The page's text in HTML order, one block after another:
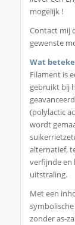
mogelijk !
Contact mij
gewenste
Wat
Filament is
gebruikt bij
(polylactic
wordt
alternatief,
verfijnde en
uitstraling.
Met een
zonder as-